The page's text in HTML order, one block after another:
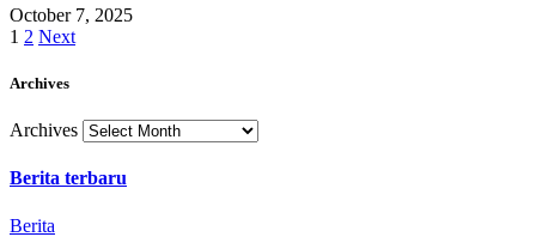
October 7, 2025
1 2 Next
Archives
Archives
Berita terbaru
Berita